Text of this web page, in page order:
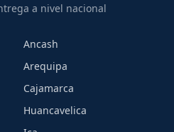
a nivel nacional
Ancash
Arequipa
Cajamarca
Huancavelica